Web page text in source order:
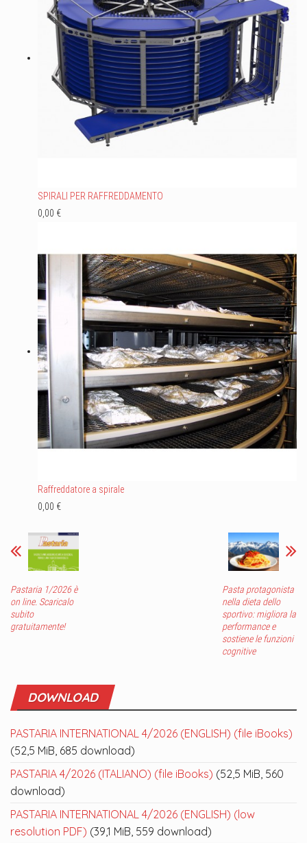
SPIRALI PER RAFFREDDAMENTO
0,00 €
Raffreddatore a spirale
0,00 €
Pastaria 1/2026 è
on line. Scaricalo
subito
gratuitamente!
Pasta protagonista
nella dieta dello
sportivo: migliora la
performance e
sostiene le funzioni
cognitive
DOWNLOAD
PASTARIA INTERNATIONAL 4/2026 (ENGLISH) (file iBooks)
(52,5 MiB, 685 download)
PASTARIA 4/2026 (ITALIANO) (file iBooks) (52,5 MiB, 560
download)
PASTARIA INTERNATIONAL 4/2026 (ENGLISH) (low
resolution PDF) (39,1 MiB, 559 download)